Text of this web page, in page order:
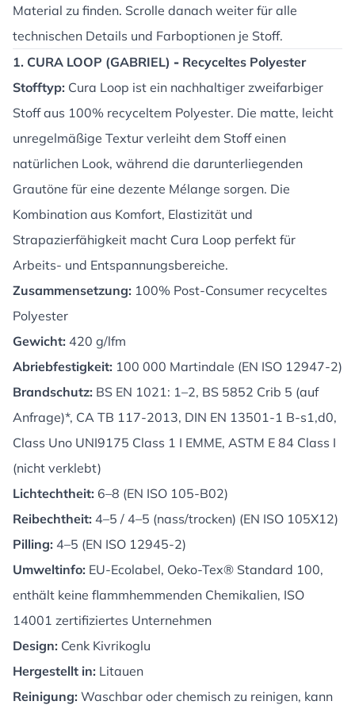
Material zu finden. Scrolle danach weiter für alle
technischen Details und Farboptionen je Stoff.
1. CURA LOOP (GABRIEL) - Recyceltes Polyester
Stofftyp: Cura Loop ist ein nachhaltiger zweifarbiger
Stoff aus 100% recyceltem Polyester. Die matte, leicht
unregelmäßige Textur verleiht dem Stoff einen
natürlichen Look, während die darunterliegenden
Grautöne für eine dezente Mélange sorgen. Die
Kombination aus Komfort, Elastizität und
Strapazierfähigkeit macht Cura Loop perfekt für
Arbeits- und Entspannungsbereiche.
Zusammensetzung: 100% Post-Consumer recyceltes
Polyester
Gewicht: 420 g/lfm
Abriebfestigkeit: 100 000 Martindale (EN ISO 12947-2)
Brandschutz: BS EN 1021: 1–2, BS 5852 Crib 5 (auf
Anfrage)*, CA TB 117-2013, DIN EN 13501-1 B-s1,d0,
Class Uno UNI9175 Class 1 I EMME, ASTM E 84 Class I
(nicht verklebt)
Lichtechtheit: 6–8 (EN ISO 105-B02)
Reibechtheit: 4–5 / 4–5 (nass/trocken) (EN ISO 105X12)
Pilling: 4–5 (EN ISO 12945-2)
Umweltinfo: EU-Ecolabel, Oeko-Tex® Standard 100,
enthält keine flammhemmenden Chemikalien, ISO
14001 zertifiziertes Unternehmen
Design: Cenk Kivrikoglu
Hergestellt in: Litauen
Reinigung: Waschbar oder chemisch zu reinigen, kann